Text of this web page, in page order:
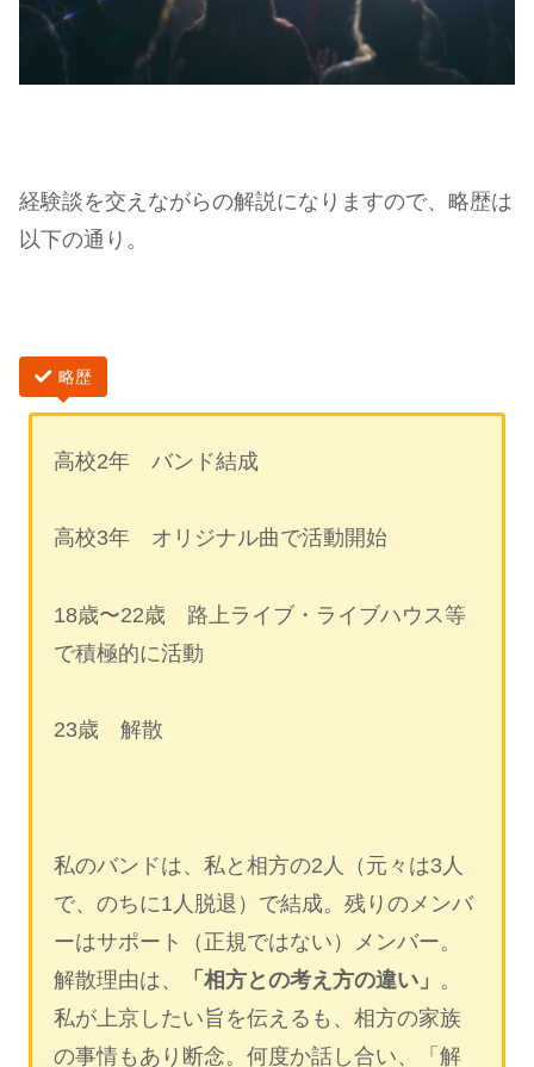
経験談を交えながらの解説になりますので、略歴は
以下の通り。
略歴
高校2年 バンド結成
高校3年 オリジナル曲で活動開始
18歳〜22歳 路上ライブ・ライブハウス等
で積極的に活動
23歳 解散
私のバンドは、私と相方の2人（元々は3人
で、のちに1人脱退）で結成。残りのメンバ
ーはサポート（正規ではない）メンバー。
解散理由は、
「相方との考え方の違い」 。
私が上京したい旨を伝えるも、相方の家族
の事情もあり断念。何度か話し合い、「解